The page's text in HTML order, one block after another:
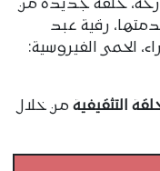
حلقة جديدة من
رقية عبد
الحمى الفيروسية:
التثقيفيةمن خلال